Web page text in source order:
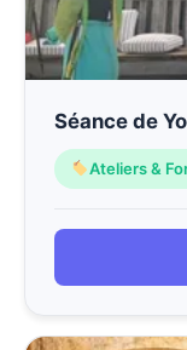
Séance de
Ateliers &